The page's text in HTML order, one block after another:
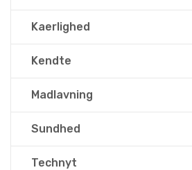
Kaerlighed
Kendte
Madlavning
Sundhed
Technyt